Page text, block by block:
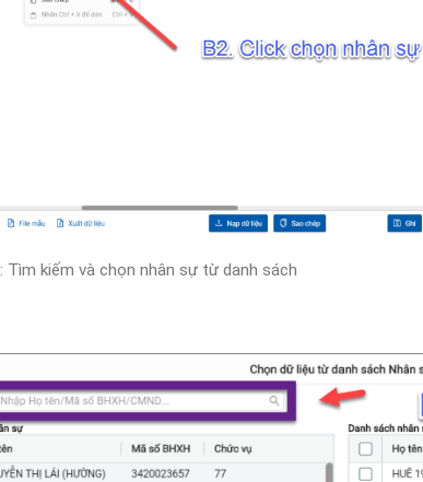
: Tìm kiếm và chọn nhân sự từ danh sách